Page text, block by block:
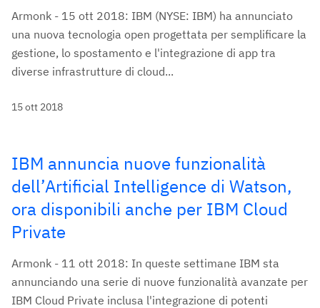
Armonk - 15 ott 2018: IBM (NYSE: IBM) ha annunciato
una nuova tecnologia open progettata per semplificare la
gestione, lo spostamento e l'integrazione di app tra
diverse infrastrutture di cloud...
15 ott 2018
IBM annuncia nuove funzionalità
dell’Artificial Intelligence di Watson,
ora disponibili anche per IBM Cloud
Private
Armonk - 11 ott 2018: In queste settimane IBM sta
annunciando una serie di nuove funzionalità avanzate per
IBM Cloud Private inclusa l'integrazione di potenti